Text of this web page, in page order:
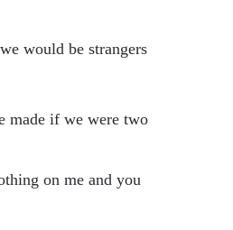
would be strangers
made if we were two
on me and you